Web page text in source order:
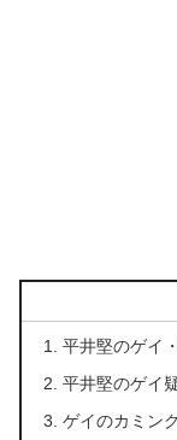
平井堅のゲイ
平井堅のゲイ
ゲイのカミン